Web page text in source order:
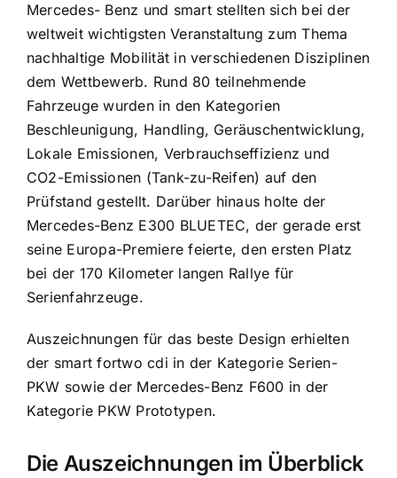
Mercedes- Benz und smart stellten sich bei der
weltweit wichtigsten Veranstaltung zum Thema
nachhaltige Mobilität in verschiedenen Disziplinen
dem Wettbewerb. Rund 80 teilnehmende
Fahrzeuge wurden in den Kategorien
Beschleunigung, Handling, Geräuschentwicklung,
Lokale Emissionen, Verbrauchseffizienz und
CO2-Emissionen (Tank-zu-Reifen) auf den
Prüfstand gestellt. Darüber hinaus holte der
Mercedes-Benz E300 BLUETEC, der gerade erst
seine Europa-Premiere feierte, den ersten Platz
bei der 170 Kilometer langen Rallye für
Serienfahrzeuge.
Auszeichnungen für das beste Design erhielten
der smart fortwo cdi in der Kategorie Serien-
PKW sowie der Mercedes-Benz F600 in der
Kategorie PKW Prototypen.
Die Auszeichnungen im Überblick